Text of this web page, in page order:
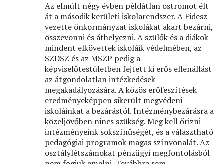
Az elmúlt négy évben példátlan ostromot élt
át a második kerületi iskolarendszer. A Fidesz
vezette önkormányzat iskolákat akart bezárni,
összevonni és áthelyezni. A szülők és a diákok
mindent elkövettek iskoláik védelmében, az
SZDSZ és az MSZP pedig a
képviselőtestületben fejtett ki erős ellenállást
az átgondolatlan intézkedések
megakadályozására. A közös erőfeszítések
eredményeképpen sikerült megvédeni
iskoláinkat a bezárástól. Intézménybezárásra a
közeljövőben nincs szükség. Meg kell őrizni
intézményeink sokszínűségét, és a választható
pedagógiai programok magas színvonalát. Az
osztálylétszámokat pénzügyi megfontolásból